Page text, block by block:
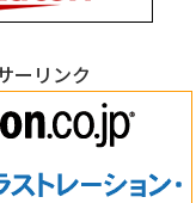
ーリンク